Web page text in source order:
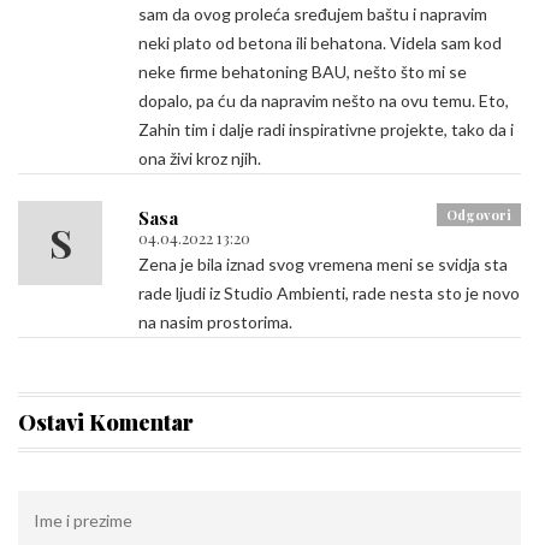
sam da ovog proleća sređujem baštu i napravim
neki plato od betona ili behatona. Videla sam kod
neke firme behatoning BAU, nešto što mi se
dopalo, pa ću da napravim nešto na ovu temu. Eto,
Zahin tim i dalje radi inspirativne projekte, tako da i
ona živi kroz njih.
S Sasa Odgovori
04.04.2022 13:20
Zena je bila iznad svog vremena meni se svidja sta
rade ljudi iz Studio Ambienti, rade nesta sto je novo
na nasim prostorima.
Ostavi Komentar